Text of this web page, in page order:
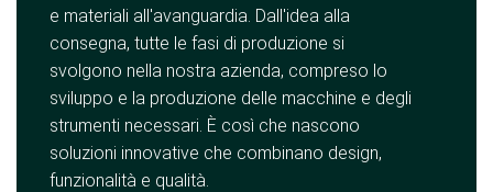
e materiali all'avanguardia. Dall'idea alla
consegna, tutte le fasi di produzione si
svolgono nella nostra azienda, compreso lo
sviluppo e la produzione delle macchine e degli
strumenti necessari. È così che nascono
soluzioni innovative che combinano design,
funzionalità e qualità.